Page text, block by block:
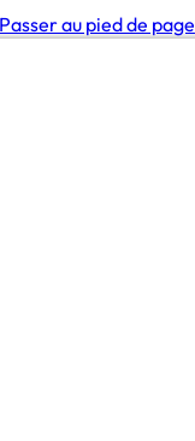
Passer au pied de page